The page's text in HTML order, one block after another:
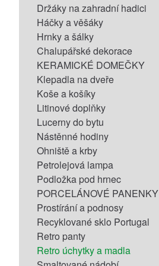
Držáky na zahradní hadici
Háčky a věšáky
Hrnky a šálky
Chalupářské dekorace
KERAMICKÉ DOMEČKY
Klepadla na dveře
Koše a košíky
Litinové doplňky
Lucerny do bytu
Nástěnné hodiny
Ohniště a krby
Petrolejová lampa
Podložka pod hrnec
PORCELÁNOVÉ PANENKY
Prostírání a podnosy
Recyklované sklo Portugal
Retro panty
Retro úchytky a madla